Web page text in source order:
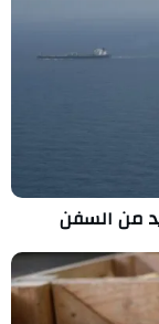
من السفن